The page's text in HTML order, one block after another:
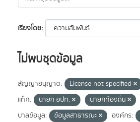
เรียงโดย
ไม่พบชุดข้อมูล
สัญญาอนุญาต: License not specified
แท็ค:
นายก อปท. นายกท้องถิ่น
บาลข้อมูล:
ข้อมูลสาธารณะ องค์กร: